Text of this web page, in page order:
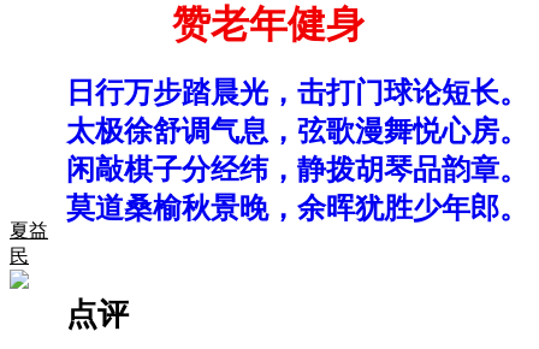
夏益
民
赞老年健身
日行万步踏晨光，击打门球论短长。
太极徐舒调气息，弦歌漫舞悦心房。
闲敲棋子分经纬，静拨胡琴品韵章。
莫道桑榆秋景晚，余晖犹胜少年郎。
点评